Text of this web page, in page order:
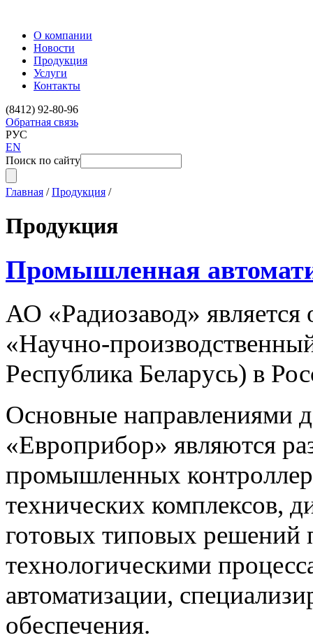
О компании
Новости
Продукция
Услуги
Контакты
(8412) 92-80-96
Обратная связь
РУС
EN
Поиск по сайту
Главная /Продукция /
Продукция
Промышленная
АО «Радиозавод»
«Научно-
Республика Беларусь) в
Основные
«Европрибор» являются
промышленных
технических комплексов,
готовых типовых решений
технологическими
автоматизации,
обеспечения.